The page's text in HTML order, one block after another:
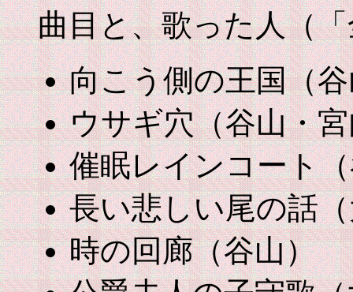
曲目と、歌った人（
向こう側の王国（
ウサギ穴（谷山・
催眠レインコート
長い悲しい尾の話
時の回廊（谷山）